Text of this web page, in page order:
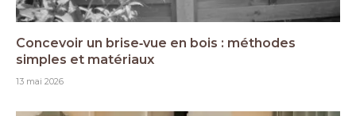
Concevoir un brise‑vue en bois : méthodes
simples et matériaux
13 mai 2026